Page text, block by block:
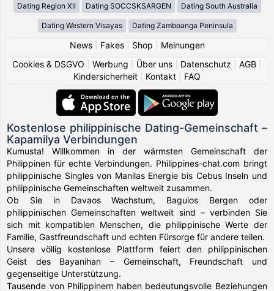
Dating Region XII Dating SOCCSKSARGEN Dating South Australia
Dating Western Visayas Dating Zamboanga Peninsula
News| Fakes| Shop
Meinungen
Cookies & DSGVO
Werbung Über uns Datenschutz AGB
Kindersicherheit
Kontakt FAQ
Kostenlose philippinische Dating-Gemeinschaft –
Kapamilya Verbindungen
Kumusta! Willkommen in der wärmsten Gemeinschaft der
Philippinen für echte Verbindungen. Philippines-chat.com bringt
philippinische Singles von Manilas Energie bis Cebus Inseln und
philippinische Gemeinschaften weltweit zusammen.
Ob Sie in Davaos Wachstum, Baguios Bergen oder
philippinischen Gemeinschaften weltweit sind – verbinden Sie
sich mit kompatiblen Menschen, die philippinische Werte der
Familie, Gastfreundschaft und echten Fürsorge für andere teilen.
Unsere völlig kostenlose Plattform feiert den philippinischen
Geist des Bayanihan – Gemeinschaft, Freundschaft und
gegenseitige Unterstützung.
Tausende von Philippinern haben bedeutungsvolle Beziehungen